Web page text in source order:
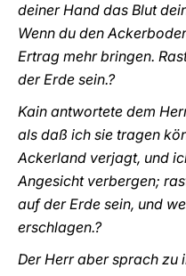
deiner Hand das Blut
Wenn du den
Ertrag mehr bringen.
der Erde sein.?
Kain antwortete dem
als daß ich sie tragen
Ackerland verjagt, und
Angesicht verbergen;
auf der Erde sein, und
erschlagen.?
Der Herr aber sprach zu